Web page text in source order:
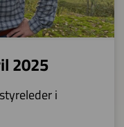
2025
i